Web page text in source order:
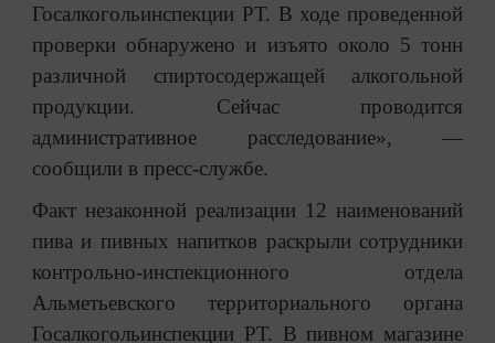
Госалкогольинспекции РТ. В ходе проведенной
проверки обнаружено и изъято около 5 тонн
различной спиртосодержащей алкогольной
продукции. Сейчас проводится
административное расследование», —
сообщили в пресс-службе.
Факт незаконной реализации 12 наименований
пива и пивных напитков раскрыли сотрудники
контрольно-инспекционного отдела
Альметьевского территориального органа
Госалкогольинспекции РТ. В пивном магазине